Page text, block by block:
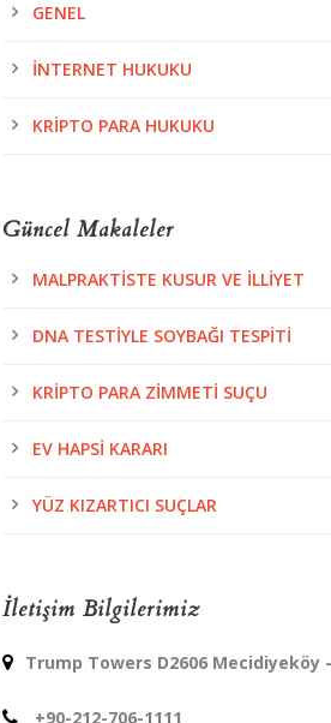
GENEL
İNTERNET HUKUKU
KRIPTO PARA HUKUKU
Güncel Makaleler
MALPRAKTISTE KUSUR VE İLLIYET
DNA TESTIYLE SOYBAĞI TESPITI
KRIPTO PARA ZIMMETI SUÇU
EV HAPSI KARARI
YÜZ KIZARTICI SUÇLAR
İletişim Bilgilerimiz
Trump Towers D2606 Mecidiyeköy
+90-212-706-1111